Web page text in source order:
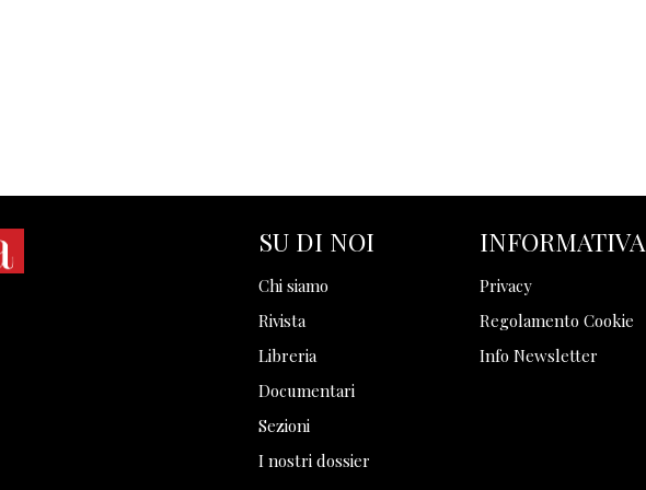
SU DI NOI
Chi siamo
Rivista
Libreria
Documentari
Sezioni
I nostri dossier
INFORMATIVA
Privacy
Regolamento Cookie
Info Newsletter